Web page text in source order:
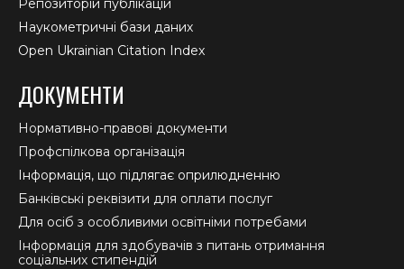
Наукометричні бази даних
Open Ukrainian Citation Index
ДОКУМЕНТИ
Нормативно-правові документи
Профспілкова організація
Інформація, що підлягає оприлюдненню
Банківські реквізити для оплати послуг
Для осіб з особливими освітніми потребами
Інформація для здобувачів з питань отримання
соціальних стипендій